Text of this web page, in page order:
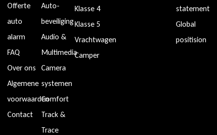
Offerte
auto
alarm
FAQ
Over ons
Algemene
voorwaarden
Contact
Auto-
beveiliging
Audio &
Multimedia
Camera
systemen
Comfort
Track &
Trace
Klasse 4
Klasse 5
Vrachtwagen
Camper
statement
Global
positision